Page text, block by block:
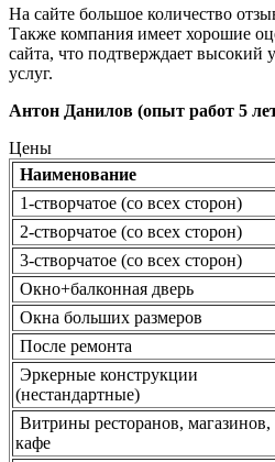
На сайте большое количество
Также компания имеет хорошие
сайта, что подтверждает высокий
услуг.
Антон Данилов (опыт работ 5
Цены
Наименование
1-створчатое (со всех сторон)
2-створчатое (со всех сторон)
3-створчатое (со всех сторон)
Окно+балконная дверь
Окна больших размеров
После ремонта
Эркерные конструкции
(нестандартные)
Витрины ресторанов, магазинов,
кафе